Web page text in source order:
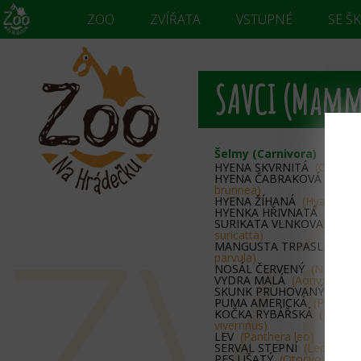
ZOO ZVÍŘATA VSTUPNÉ SE
SAVCI
Šelmy (Carnivora)
HYENA SKVRNITÁ (Crocuta
HYENA ČABRAKOVÁ
brunnea)
HYENA ŽÍHANÁ (Hyaena
HYENKA HŘIVNATÁ
SURIKATA VLNKOVANÁ
suricatta)
MANGUSTA TRPASLIČÍ
parvula)
NOSÁL ČERVENÝ (Nasua
VYDRA MALÁ (Aonyx
SKUNK PRUHOVANÝ
PUMA AMERICKÁ (Puma
KOČKA RYBÁŘSKÁ
viverrinus)
LEV (Panthera leo)
SERVAL STEPNÍ